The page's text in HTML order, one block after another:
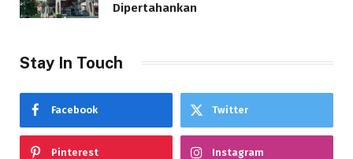
Dipertahankan
Stay In Touch
Facebook Twitter
Pinterest Instagram